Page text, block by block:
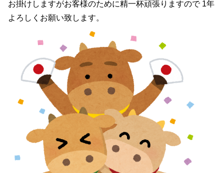
お掛けしますがお客様のために精一杯頑張りますので 1年
よろしくお願い致します。